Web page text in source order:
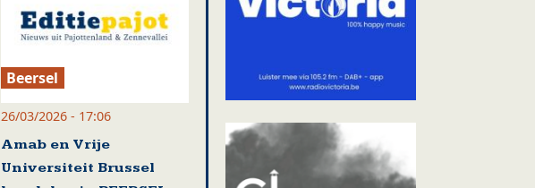
Beersel
26/03/2026 - 17:06
Amab en Vrije
Universiteit Brussel